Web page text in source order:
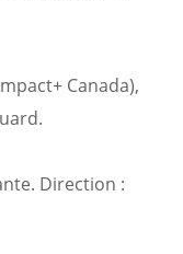
Canada),
Direction :